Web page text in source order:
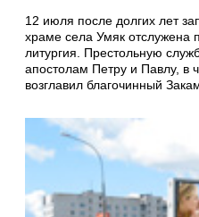
12 июля после долгих лет
храме села Умяк отслужена
литургия. Престольную
апостолам Петру и Павлу, в
возглавил благочинный